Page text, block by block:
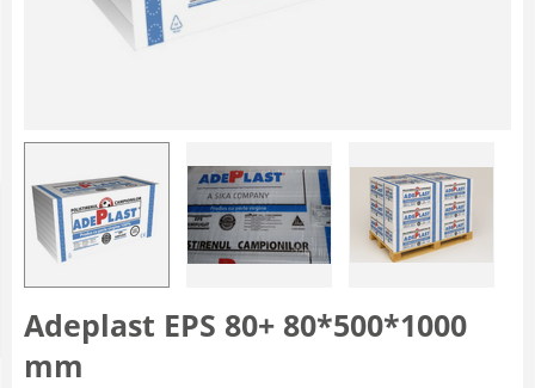
Adeplast EPS 80+ 80*500*1000
mm